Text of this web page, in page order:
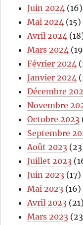
Juin 2024 (16)
Mai 2024 (15)
Avril 2024
Mars 2024
Février 2024
Janvier 2024
Décembre
Novembre
Octobre 2023
Septembre
Août 2023
Juillet 2023
Juin 2023 (17)
Mai 2023 (16)
Avril 2023 (21)
Mars 2023